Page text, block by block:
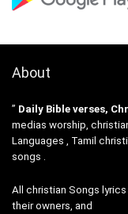
About
” Daily Bible verses,
medias worship,
Languages , Tamil
songs .
All christian Songs
their owners, and